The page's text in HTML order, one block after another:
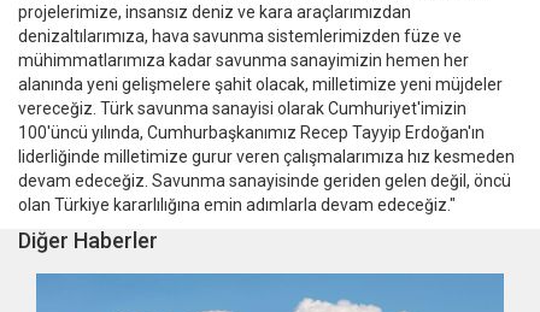
projelerimize, insansız deniz ve kara araçlarımızdan
denizaltılarımıza, hava savunma sistemlerimizden füze ve
mühimmatlarımıza kadar savunma sanayimizin hemen her
alanında yeni gelişmelere şahit olacak, milletimize yeni müjdeler
vereceğiz. Türk savunma sanayisi olarak Cumhuriyet'imizin
100'üncü yılında, Cumhurbaşkanımız Recep Tayyip Erdoğan'ın
liderliğinde milletimize gurur veren çalışmalarımıza hız kesmeden
devam edeceğiz. Savunma sanayisinde geriden gelen değil, öncü
olan Türkiye kararlılığına emin adımlarla devam edeceğiz."
Diğer Haberler